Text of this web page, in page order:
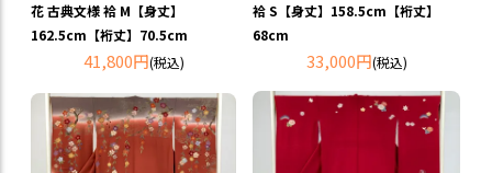
花 古典文様 袷 M【身丈】
162.5cm【裄丈】70.5cm
41,800円(税込)
袷 S【身丈】158.5cm【裄丈】
68cm
33,000円(税込)